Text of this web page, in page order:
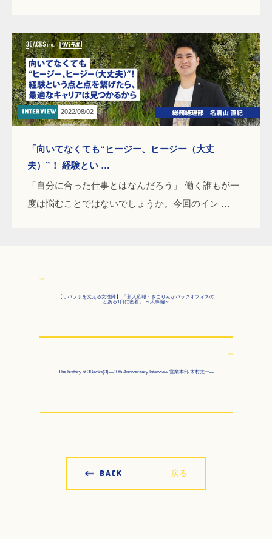
2022/08/02
「向いてなくても“ヒージー、ヒージー（大丈
夫）”！ 経験とい …
「自分に合った仕事とはなんだろう」 働く誰もが一
度は悩むことではないでしょうか。今回のイン …
Prev
【リバラボを支える女性陣】 「新人広報・きこりんがバックオフィスの
とある1日に密着」 ～人事編～
Next
The history of 3Backs(3)―10th Anniversary Interview 営業本部 木村太一―
戻る